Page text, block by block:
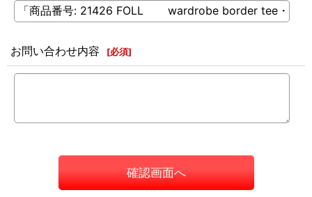
お問い合わせ内容 [必須]
確認画面へ